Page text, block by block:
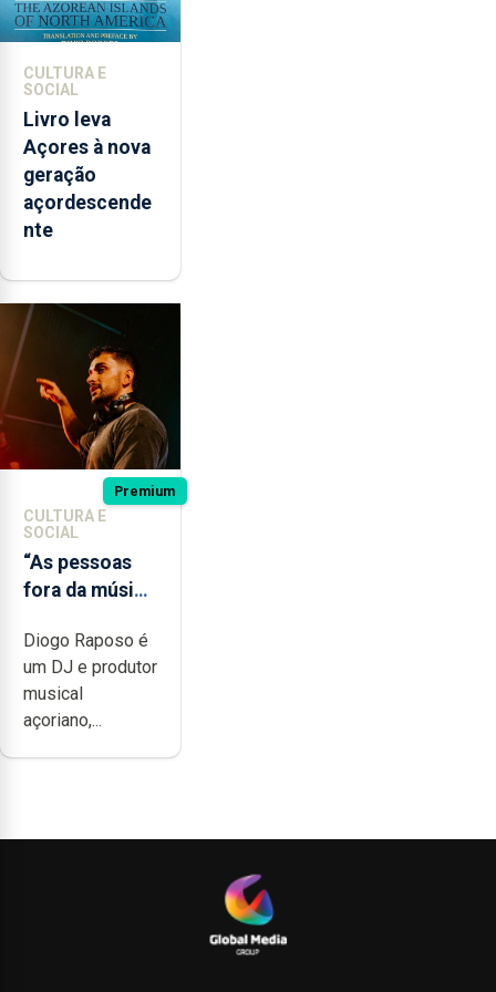
CULTURA E
SOCIAL
Livro leva
Açores à nova
geração
açordescende
nte
Premium
CULTURA E
SOCIAL
“As pessoas
fora da música
noção do quão
difícil é
produzir uma
música”
Diogo Raposo é
um DJ e produtor
musical
açoriano,...